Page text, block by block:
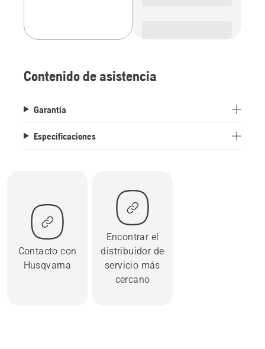
Contenido de asistencia
Garantía
Especificaciones
Contacto con
Husqvarna
Encontrar el
distribuidor de
servicio más
cercano